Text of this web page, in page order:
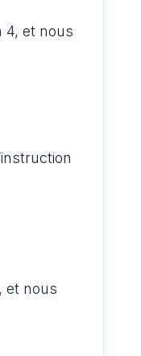
4, et nous
et nous